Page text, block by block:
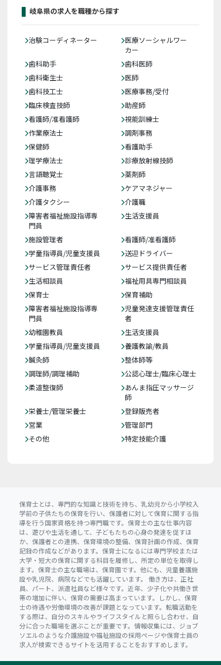
岐阜県の求人を職種から探す
治験コーディネーター
医療ソーシャルワー
カー
歯科助手
歯科医師
歯科衛生士
医師
歯科技工士
医療事務/受付
臨床検査技師
助産師
看護師/准看護師
視能訓練士
作業療法士
調剤事務
保健師
看護助手
理学療法士
診療放射線技師
言語聴覚士
薬剤師
介護事務
ケアマネジャー
介護タクシー
介護職
障害者福祉施設指導専
門員
生活支援員
施設管理者
看護師/准看護師
学童指導員/児童支援員
送迎ドライバー
サービス管理責任者
サービス提供責任者
生活相談員
福祉用具専門相談員
保育士
保育補助
障害者福祉施設指導専
門員
児童発達支援管理責任
者
幼稚園教員
生活支援員
学童指導員/児童支援員
養護教諭/教員
鍼灸師
整体師等
調理師/調理補助
公認心理士/臨床心理士
柔道整復師
あんま指圧マッサージ
師
栄養士/管理栄養士
登録販売者
営業
管理部門
その他
特定技能介護
保育士とは、専門的な知識と技術を持ち、乳幼児から小学校入
学前の子供たちの保育を行い、保護者に対して保育に関する指
導を行う国家資格を持つ専門職です。保育士の主な仕事内容
は、遊びや生活を通して、子どもたちの心身の発達を促すほ
か、保護者との連携、保育環境の整備、保育計画の作成、保育
記録の作成などがあります。保育士になるには専門学校または
大学・短大の保育に関する科目を履修し、所定の単位を取得し
ます。保育士の主な職場は、保育園です。他にも、児童養護施
設や乳児院、病院などでも活躍しています。 働き方は、正社
員、パート、派遣社員など様々です。近年、少子化や共働き世
帯の増加に伴い、保育の需要は高まっています。しかし、保育
士の待遇や労働環境の改善が課題となっています。転職活動を
する際は、自分のスキルやライフスタイルと照らし合わせ、自
分に合った職場を選ぶことが重要です。情報収集には、ジョブ
ソエルのような介護施設や福祉施設の採用ページや保育士員の
求人が検索できるサイトを活用することをおすすめします。